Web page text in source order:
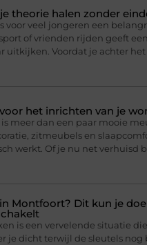
je theorie halen zonder
voor veel jongeren een
of vrienden rijden geeft
uitkijken. Voordat je achter
het inrichten van je
meer dan een paar mooie
zitmeubels en
werkt. Of je nu net verhuisd
Montfoort? Dit kun je
is een vervelende situatie
je dicht terwijl de sleutels